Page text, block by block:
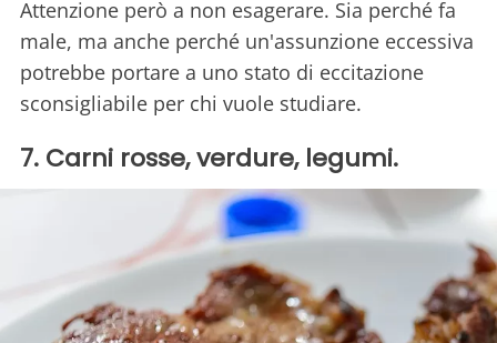
Attenzione però a non esagerare. Sia perché fa
male, ma anche perché un'assunzione eccessiva
potrebbe portare a uno stato di eccitazione
sconsigliabile per chi vuole studiare.
7. Carni rosse, verdure, legumi.